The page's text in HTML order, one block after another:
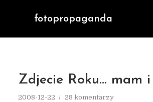
fotopropaganda
Zdjecie Roku… mam i
2008-12-22 28 komentarzy